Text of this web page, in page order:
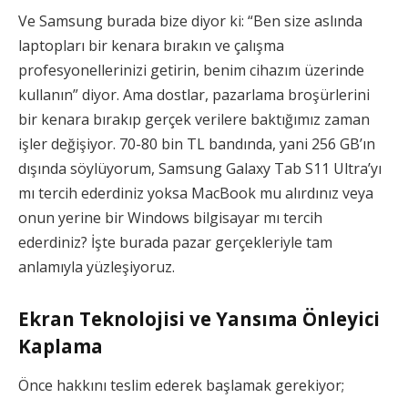
Ve Samsung burada bize diyor ki: “Ben size aslında
laptopları bir kenara bırakın ve çalışma
profesyonellerinizi getirin, benim cihazım üzerinde
kullanın” diyor. Ama dostlar, pazarlama broşürlerini
bir kenara bırakıp gerçek verilere baktığımız zaman
işler değişiyor. 70-80 bin TL bandında, yani 256 GB’ın
dışında söylüyorum, Samsung Galaxy Tab S11 Ultra’yı
mı tercih ederdiniz yoksa MacBook mu alırdınız veya
onun yerine bir Windows bilgisayar mı tercih
ederdiniz? İşte burada pazar gerçekleriyle tam
anlamıyla yüzleşiyoruz.
Ekran Teknolojisi ve Yansıma Önleyici
Kaplama
Önce hakkını teslim ederek başlamak gerekiyor;